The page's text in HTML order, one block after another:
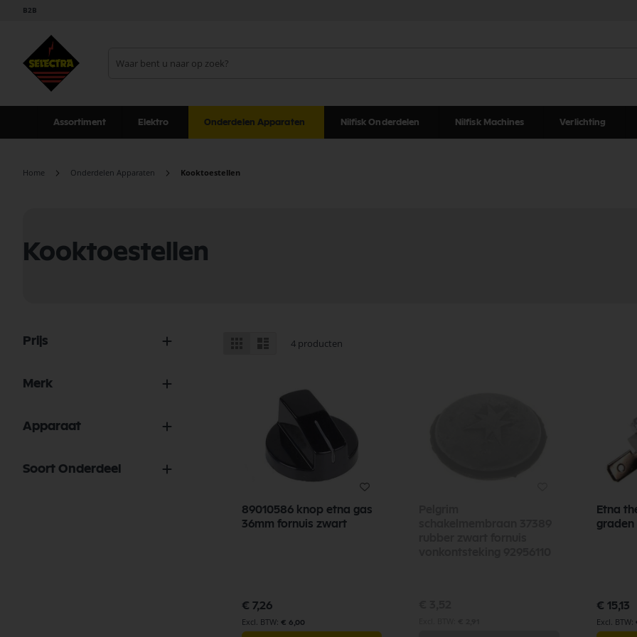
B2B
Assortiment Elektro Onderdelen Apparaten Nilfisk Onderdelen Nilfisk Machines Verlichting
Home Onderdelen Apparaten Kooktoestellen
Kooktoestellen
4producten
89010586 knop etna gas
36mm fornuis zwart
€ 7,26
€ 6,00
Etna
graden
€ 15,13
Prijs
Merk
Apparaat
Soort Onderdeel